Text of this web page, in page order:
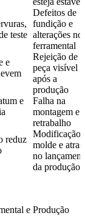
teste
Defeitos de
fundição e
alterações no
ferramental
e
Rejeição de
peça visível
após a
produção
e
Falha na
montagem e
retrabalho
reduz
Modificação
molde e
no
da produção
e Produção